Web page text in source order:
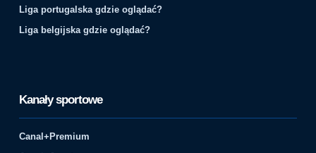
Liga portugalska gdzie oglądać?
Liga belgijska gdzie oglądać?
Kanały sportowe
Canal+Premium